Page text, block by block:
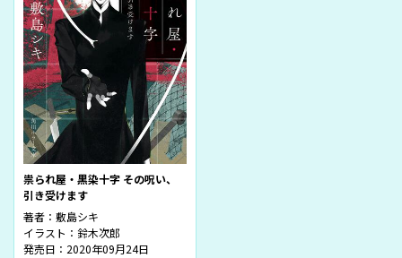
祟られ屋・黒染十字 その呪い、
引き受けます
著者： 敷島シキ
イラスト： 鈴木次郎
発売日：2020年09月24日